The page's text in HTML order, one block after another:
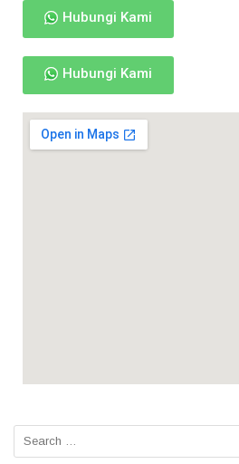
Hubungi Kami
Hubungi Kami